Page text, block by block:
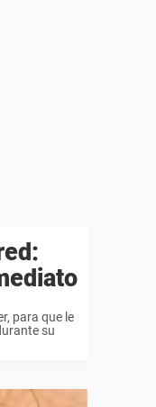
para que le
su